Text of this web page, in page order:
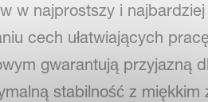
w najprostszy i
cech ułatwiających
gwarantują przyjazną
stabilność z